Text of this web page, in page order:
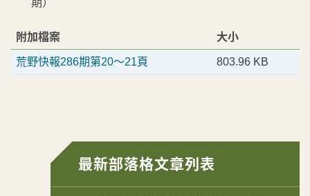
期）
附加檔案 大小
荒野快報286期第20～21頁 803.96 KB
最新部落格文章列表